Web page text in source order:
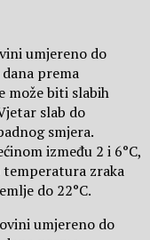
umjereno do
prema
može biti slabih
slab do
smjera.
između 2 i 6°C,
temperatura zraka
do 22°C.
umjereno do